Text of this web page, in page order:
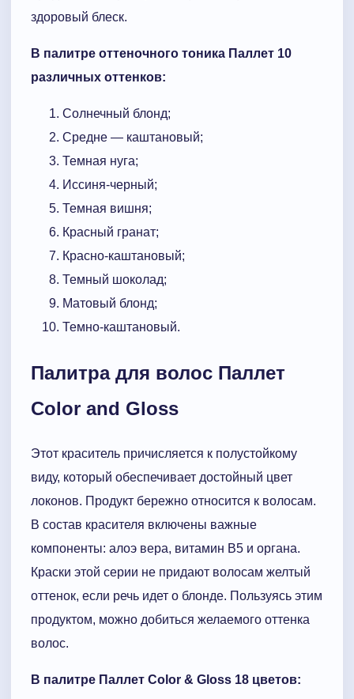
здоровый блеск.
В палитре оттеночного тоника Паллет 10
различных оттенков:
Солнечный блонд;
Средне — каштановый;
Темная нуга;
Иссиня-черный;
Темная вишня;
Красный гранат;
Красно-каштановый;
Темный шоколад;
Матовый блонд;
Темно-каштановый.
Палитра для волос Паллет
Color and Gloss
Этот краситель причисляется к полустойкому
виду, который обеспечивает достойный цвет
локонов. Продукт бережно относится к волосам.
В состав красителя включены важные
компоненты: алоэ вера, витамин B5 и органа.
Краски этой серии не придают волосам желтый
оттенок, если речь идет о блонде. Пользуясь этим
продуктом, можно добиться желаемого оттенка
волос.
В палитре Паллет Color & Gloss 18 цветов: